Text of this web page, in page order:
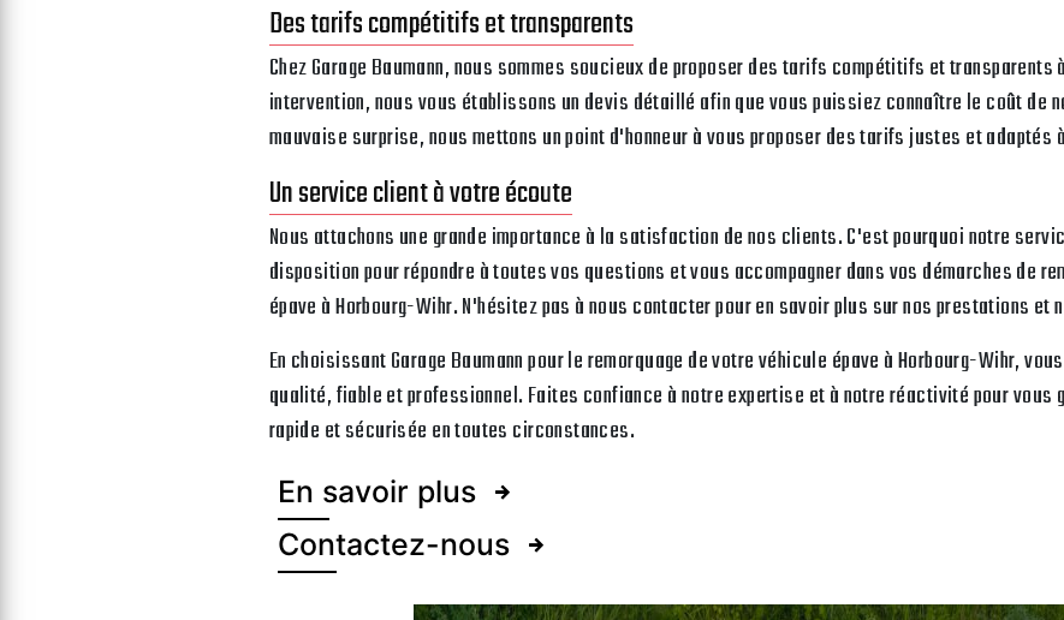
Des tarifs compétitifs et transparents
Chez Garage Baumann, nous sommes soucieux de proposer des tarifs compétitifs et
intervention, nous vous établissons un devis détaillé afin que vous puissiez connaître le coût de
mauvaise surprise, nous mettons un point d'honneur à vous proposer des tarifs justes et adaptés
Un service client à votre écoute
Nous attachons une grande importance à la satisfaction de nos clients. C'est pourquoi notre
disposition pour répondre à toutes vos questions et vous accompagner dans vos démarches de
épave à Horbourg-Wihr. N'hésitez pas à nous contacter pour en savoir plus sur nos prestations et
En choisissant Garage Baumann pour le remorquage de votre véhicule épave à Horbourg-Wihr,
qualité, fiable et professionnel. Faites confiance à notre expertise et à notre réactivité pour vous
rapide et sécurisée en toutes circonstances.
En savoir plus
Contactez-nous